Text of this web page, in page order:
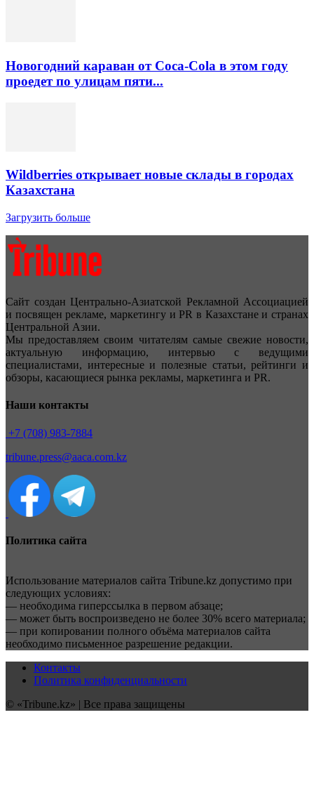
Новогодний караван от Coca-Cola в этом году
проедет по улицам пяти...
Wildberries открывает новые склады в городах
Казахстана
Загрузить больше
Сайт создан Центрально-Азиатской Рекламной Ассоциацией
и посвящен рекламе, маркетингу и PR в Казахстане и странах
Центральной Азии.
Мы предоставляем своим читателям самые свежие новости,
актуальную информацию, интервью с ведущими
специалистами, интересные и полезные статьи, рейтинги и
обзоры, касающиеся рынка рекламы, маркетинга и PR.
Наши контакты
+7 (708) 983-7884
tribune.press@aaca.com.kz
Политика сайта
Использование материалов сайта Tribune.kz допустимо при
следующих условиях:
— необходима гиперссылка в первом абзаце;
— может быть воспроизведено не более 30% всего материала;
— при копировании полного объёма материалов сайта
необходимо письменное разрешение редакции.
Контакты
Политика конфиденциальности
© «Tribune.kz» | Все права защищены